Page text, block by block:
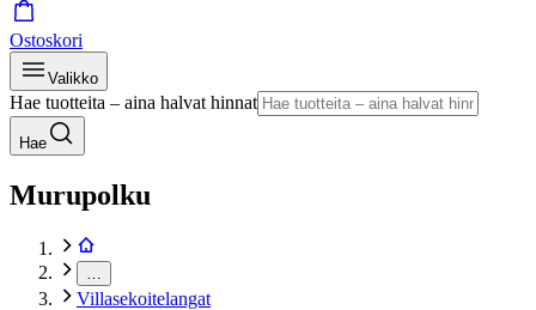
Ostoskori
Valikko
Hae tuotteita – aina halvat hinnat
Hae
Murupolku
Villasekoitelangat